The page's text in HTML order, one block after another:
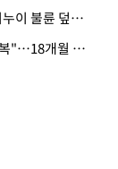
· "남의 가정사 끼어들지 마"…시누이 불륜 덮으려는 남편에 억울한 아내
· "현관문 걷어차고 욕설 녹음 반복"…18개월 아기 키우는 집 뒤흔든 '앞집의 비극'